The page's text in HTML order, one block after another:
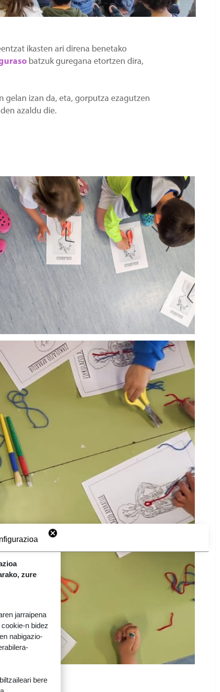
ikasten ari direna benetako
batzuk guregana etortzen dira,
gelan izan da, eta, gorputza ezagutzen
azaldu die.
zure
jarraipena
n bidez
nabigazio-
bere